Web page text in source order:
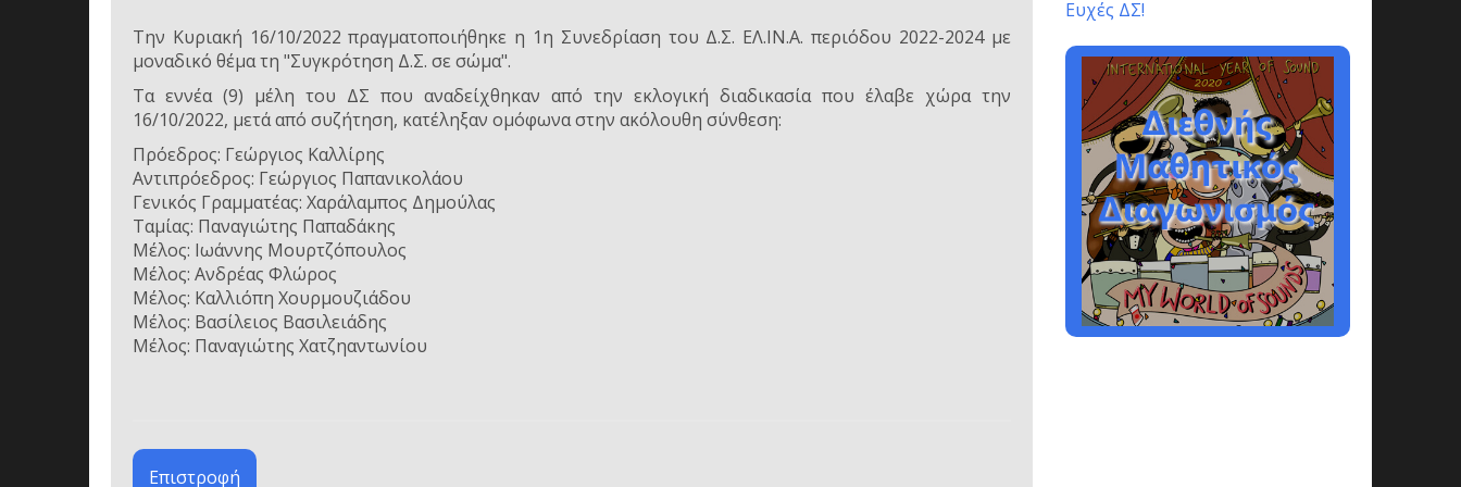
Την Κυριακή 16/10/2022 πραγματοποιήθηκε η 1η Συνεδρίαση του Δ.Σ. ΕΛ.ΙΝ.Α. περιόδου 2022-2024 με
μοναδικό θέμα τη "Συγκρότηση Δ.Σ. σε σώμα".
Τα εννέα (9) μέλη του ΔΣ που αναδείχθηκαν από την εκλογική διαδικασία που έλαβε χώρα την
16/10/2022, μετά από συζήτηση, κατέληξαν ομόφωνα στην ακόλουθη σύνθεση:
Πρόεδρος: Γεώργιος Καλλίρης
Αντιπρόεδρος: Γεώργιος Παπανικολάου
Γενικός Γραμματέας: Χαράλαμπος Δημούλας
Ταμίας: Παναγιώτης Παπαδάκης
Μέλος: Ιωάννης Μουρτζόπουλος
Μέλος: Ανδρέας Φλώρος
Μέλος: Καλλιόπη Χουρμουζιάδου
Μέλος: Βασίλειος Βασιλειάδης
Μέλος: Παναγιώτης Χατζηαντωνίου
Επιστροφή
Ευχές ΔΣ!